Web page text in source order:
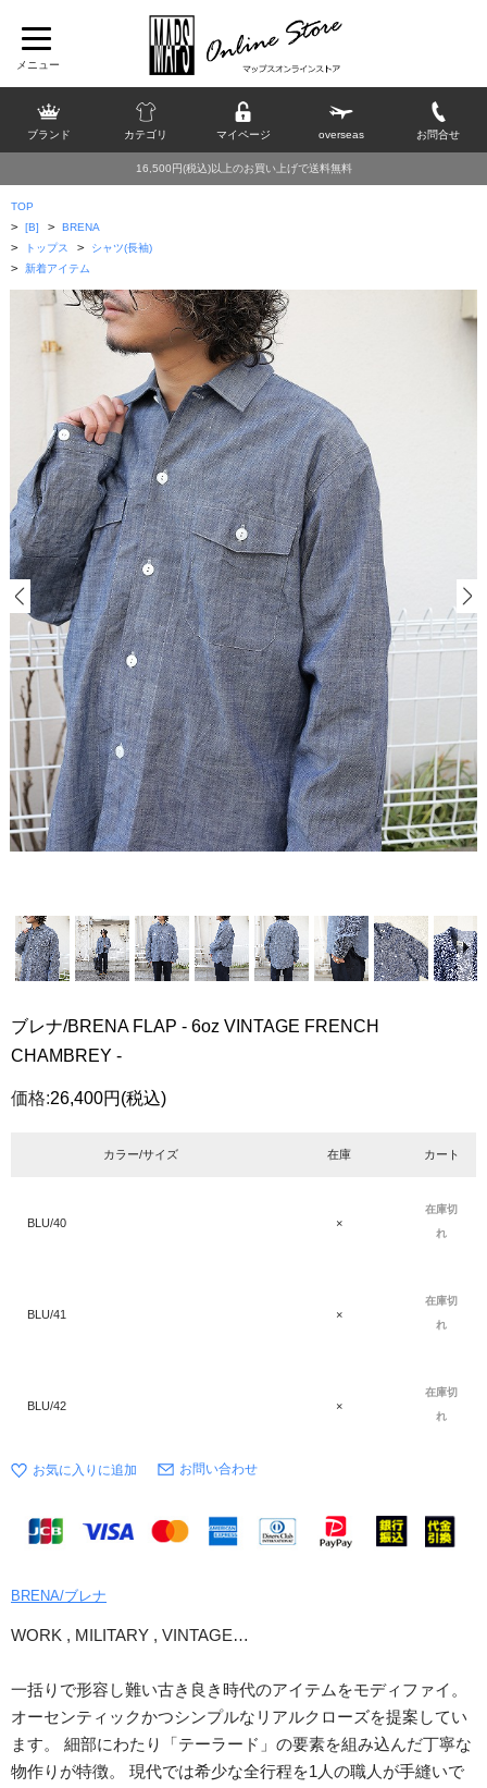
ブランド カテゴリ マイページ overseas お問合せ
16,500円(税込)以上のお買い上げで送料無料
TOP
> [B] > BRENA
> トップス > シャツ(長袖)
> 新着アイテム
ブレナ/BRENA FLAP - 6oz VINTAGE FRENCH
CHAMBREY -
価格:26,400円 (税込)
カラー/サイズ 在庫 カート
BLU/40 ×
在庫切
れ
BLU/41 ×
在庫切
れ
BLU/42 ×
在庫切
れ
お問い合わせ
BRENA/ブレナ
WORK , MILITARY , VINTAGE…
一括りで形容し難い古き良き時代のアイテムをモディファイ。
オーセンティックかつシンプルなリアルクローズを提案してい
ます。 細部にわたり「テーラード」の要素を組み込んだ丁寧な
物作りが特徴。 現代では希少な全行程を1人の職人が手縫いで